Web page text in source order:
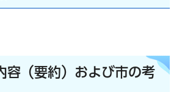
容（要約）および市の考